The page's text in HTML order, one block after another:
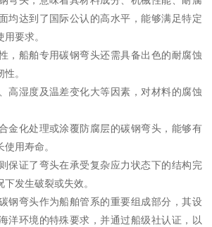
均达到了国际公认的高水平，能够满足特定
要求。
，船舶专用碳钢弯头还需具备出色的耐腐蚀
。
高湿度及温差变化大等因素，对材料的腐蚀
金化处理或涂覆防腐层的碳钢弯头，能够有
用寿命。
保证了弯头在承受复杂应力状态下的结构完
发生破裂或失效。
钢弯头作为船舶管系的重要组成部分，其设
洋环境的特殊要求，并通过船级社认证，以